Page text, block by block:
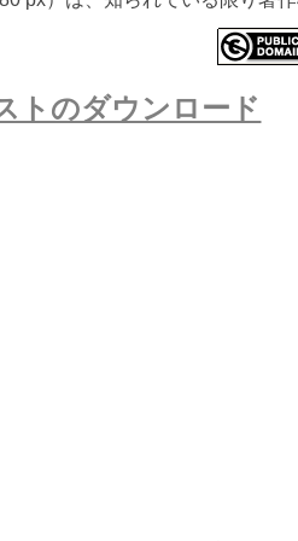
トのダウンロード